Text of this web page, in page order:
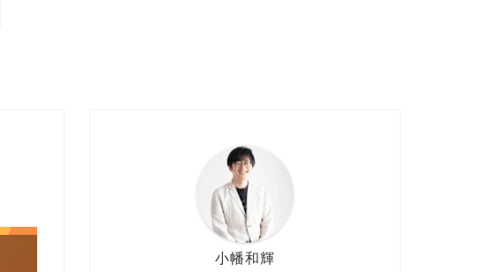
小幡和輝